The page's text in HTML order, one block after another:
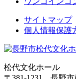
サイトマップ
個人情報保護
松代文化ホール